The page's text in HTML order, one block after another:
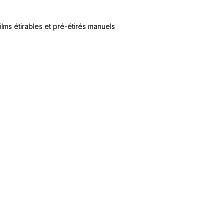
étirables et pré-étirés manuels